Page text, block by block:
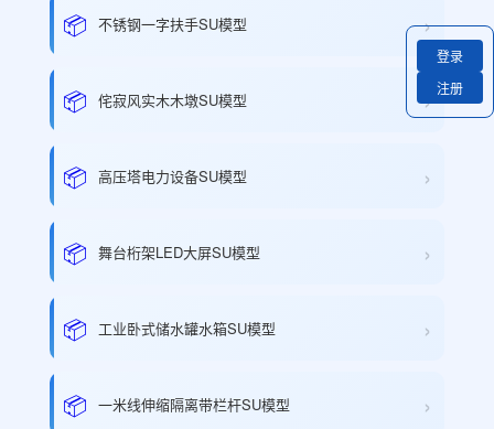
📦 不锈钢一字扶手SU模型 ›
📦 侘寂风实木木墩SU模型 ›
📦 高压塔电力设备SU模型 ›
📦 舞台桁架LED大屏SU模型 ›
📦 工业卧式储水罐水箱SU模型 ›
📦 一米线伸缩隔离带栏杆SU模型 ›
登录
注册